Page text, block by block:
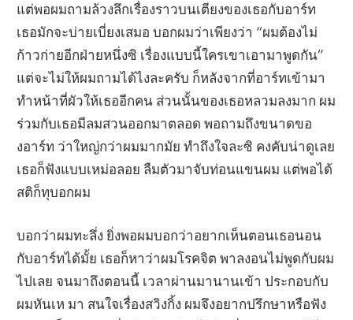
แต่พอผมถามล้วงลึกเรื่องราวบนเตียงของเธอกับอาร์ท
เธอมักจะบ่ายเบี่ยงเสมอ บอกผมว่าเพียงว่า “ผมต้องไม่
ก้าวก่ายอีกฝ่ายหนึ่งซิ เรื่องแบบนี้ใครเขาเอามาพูดกัน”
แต่จะไม่ให้ผมถามได้ไงละครับ ก็หลังจากที่อาร์ทเข้ามา
ทำหน้าที่ผัวให้เธออีกคน ส่วนนั้นของเธอหลวมลงมาก ผม
ร่วมกับเธอมีลมสวนออกมาตลอด พอถามถึงขนาดขอ
งอาร์ท ว่าใหญ่กว่าผมมากมัย ทำถึงใจละซิ คงคับน่าดูเลย
เธอก็ฟังแบบเหม่อลอย ลืมตัวมาจับท่อนแขนผม แต่พอได้
สติก็ทุบอกผม
บอกว่าผมทะลึ่ง ยิ่งพอผมบอกว่าอยากเห็นตอนเธอนอน
กับอาร์ทได้มั้ย เธอก็หาว่าผมโรคจิต พาลงอนไม่พูดกับผม
ไปเลย จนมาถึงตอนนี้ เวลาผ่านมานานเข้า ประกอบกับ
ผมหันเห มา สนใจเรื่องสวิงกิ้ง ผมจึงอยากปรึกษาหรือฟัง